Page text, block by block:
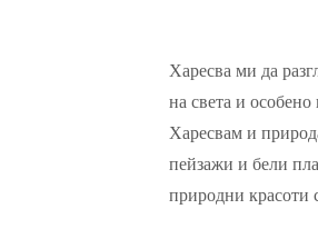
Харесва ми да
на света и
Харесвам и
пейзажи и бели
природни красоти